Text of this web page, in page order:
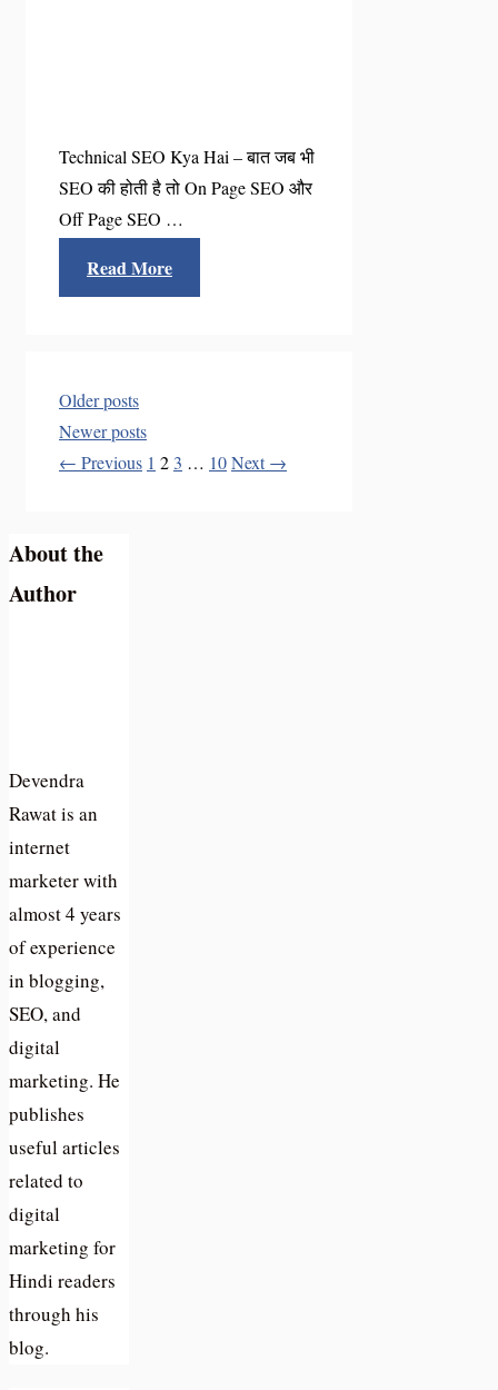
Technical SEO Kya Hai – बात जब भी
SEO की होती है तो On Page SEO और
Off Page SEO …
Read More
Older posts
Newer posts
← Previous Page
1 Page
2 Page
3 … Page
10Next→
About the
Author
Devendra
Rawat is an
internet
marketer with
almost 4 years
of experience
in blogging,
SEO, and
digital
marketing. He
publishes
useful articles
related to
digital
marketing for
Hindi readers
through his
blog.